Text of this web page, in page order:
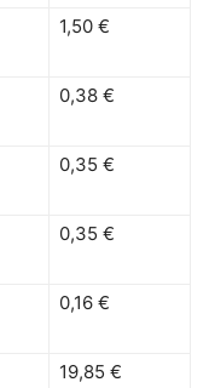
1,50 €
0,38 €
0,35 €
0,35 €
0,16 €
19,85 €